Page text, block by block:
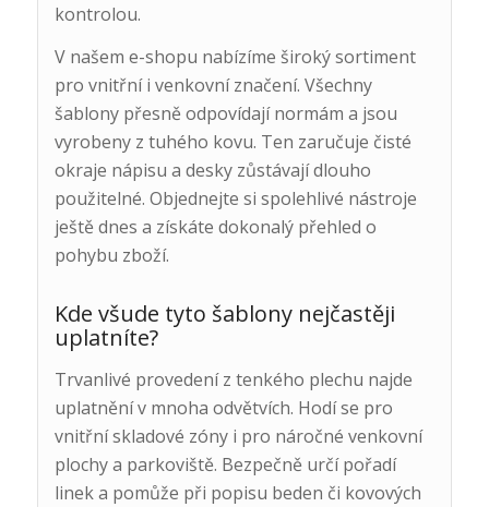
kontrolou.
V našem e-shopu nabízíme široký sortiment
pro vnitřní i venkovní značení. Všechny
šablony přesně odpovídají normám a jsou
vyrobeny z tuhého kovu. Ten zaručuje čisté
okraje nápisu a desky zůstávají dlouho
použitelné. Objednejte si spolehlivé nástroje
ještě dnes a získáte dokonalý přehled o
pohybu zboží.
Kde všude tyto šablony nejčastěji
uplatníte?
Trvanlivé provedení z tenkého plechu najde
uplatnění v mnoha odvětvích. Hodí se pro
vnitřní skladové zóny i pro náročné venkovní
plochy a parkoviště. Bezpečně určí pořadí
linek a pomůže při popisu beden či kovových